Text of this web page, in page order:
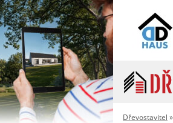
Dřevostavitel »